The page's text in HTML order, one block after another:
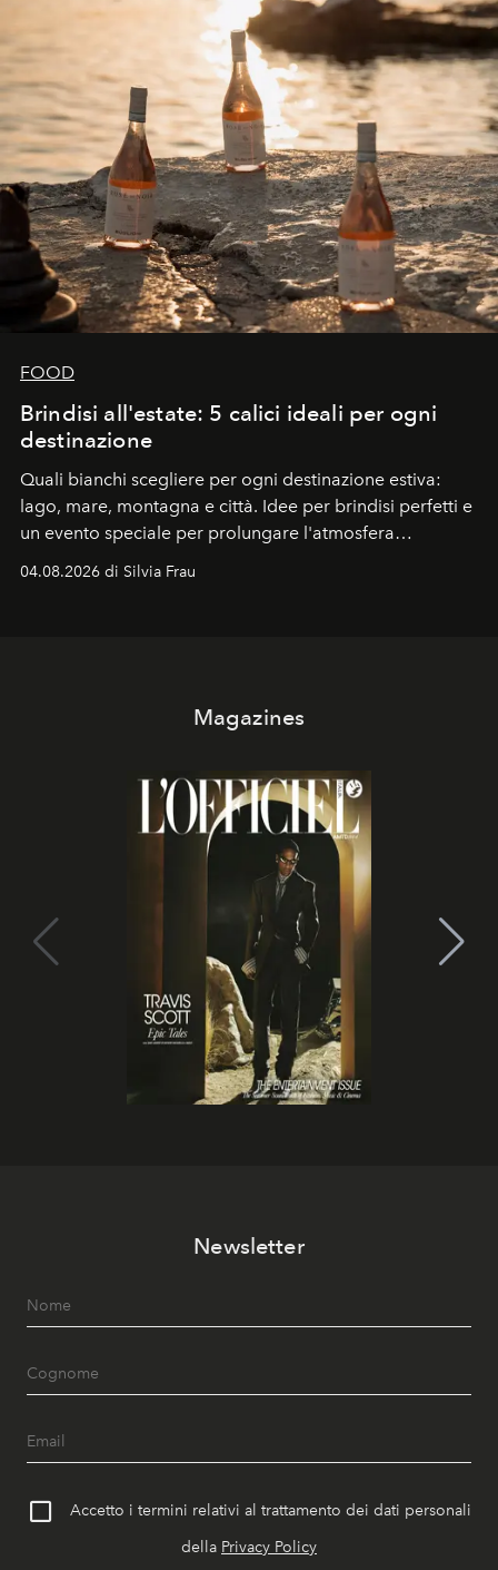
FOOD
Brindisi all'estate: 5 calici ideali per ogni
destinazione
Quali bianchi scegliere per ogni destinazione estiva:
lago, mare, montagna e città. Idee per brindisi perfetti e
un evento speciale per prolungare l'atmosfera
04.08.2026 di Silvia Frau
Magazines
Newsletter
Accetto i termini relativi al trattamento dei dati personali
della Privacy Policy